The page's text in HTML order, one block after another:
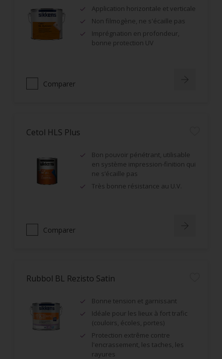
Application horizontale et verticale
Non filmogène, ne s'écaille pas
Imprégnation en profondeur,
bonne protection UV
Comparer
Cetol HLS Plus
Bon pouvoir pénétrant, utilisable
en système impression-finition qui
ne s’écaille pas
Très bonne résistance au U.V.
Comparer
Rubbol BL Rezisto Satin
Bonne tension et garnissant
Idéale pour les lieux à fort trafic
(couloirs, écoles, portes)
Protection extrême contre
l'encrassement, les taches, les
rayures